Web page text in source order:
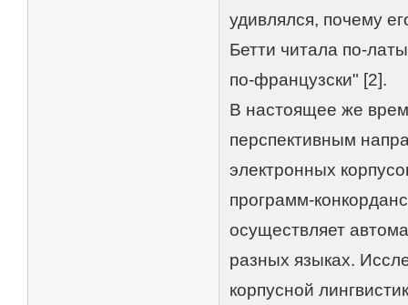
удивлялся, почему
Бетти читала по-
по-французски" [2].
В настоящее же
перспективным
электронных
программ-
осуществляет
разных языках.
корпусной